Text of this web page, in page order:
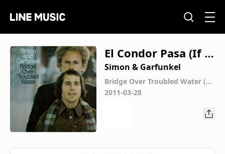
El Condor Pasa (If I
Could)
Simon & Garfunkel
Bridge Over Troubled Water (40
th Anniversary Edition)
2011-03-28